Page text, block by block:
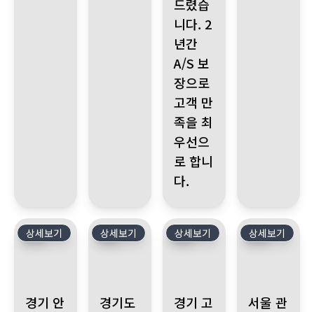
드렸습
니다. 2
년간
A/S 보
장으로
고객 만
족을 최
우선으
로 합니
다.
36
상세보기
경기 안
35
상세보기
경기도
34
상세보기
경기 고
33
상세보기
서울 관